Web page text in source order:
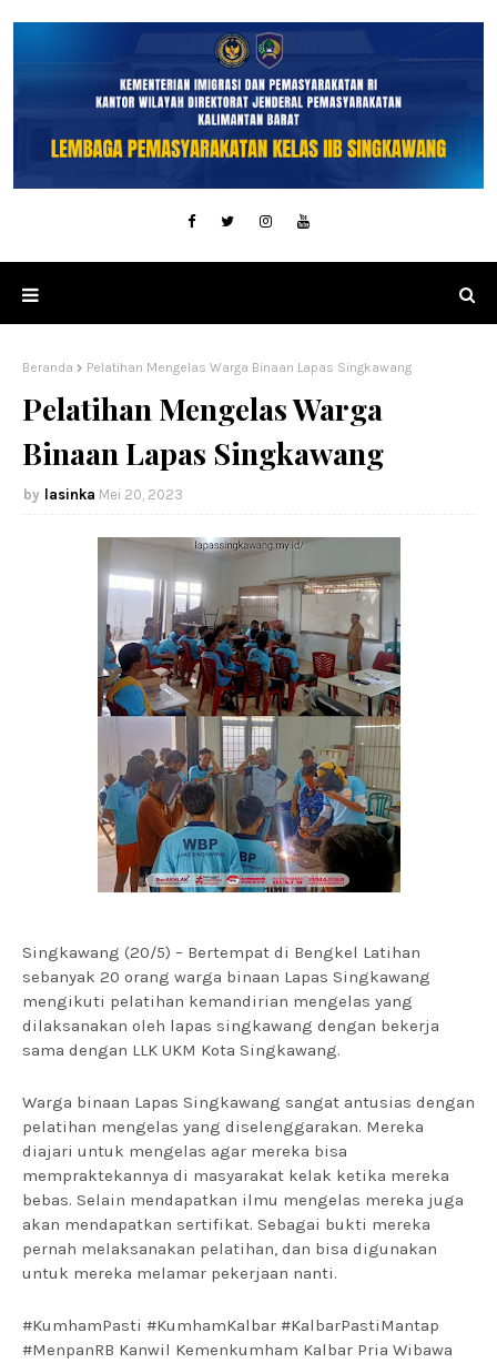
Beranda Pelatihan Mengelas Warga Binaan Lapas Singkawang
Pelatihan Mengelas Warga
Binaan Lapas Singkawang
lasinka Mei 20, 2023
Singkawang (20/5) – Bertempat di Bengkel Latihan
sebanyak 20 orang warga binaan Lapas Singkawang
mengikuti pelatihan kemandirian mengelas yang
dilaksanakan oleh lapas singkawang dengan bekerja
sama dengan LLK UKM Kota Singkawang.
Warga binaan Lapas Singkawang sangat antusias dengan
pelatihan mengelas yang diselenggarakan. Mereka
diajari untuk mengelas agar mereka bisa
mempraktekannya di masyarakat kelak ketika mereka
bebas. Selain mendapatkan ilmu mengelas mereka juga
akan mendapatkan sertifikat. Sebagai bukti mereka
pernah melaksanakan pelatihan, dan bisa digunakan
untuk mereka melamar pekerjaan nanti.
#KumhamPasti #KumhamKalbar #KalbarPastiMantap
#MenpanRB Kanwil Kemenkumham Kalbar Pria Wibawa